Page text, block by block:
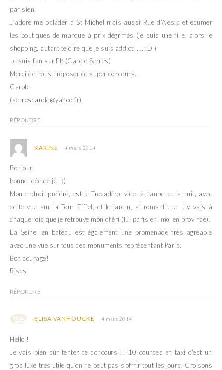
parisien.
J’adore me balader à St Michel mais aussi Rue d’Alésia et écumer
les boutiques de marque à prix dégriffés (je suis une fille, alors le
shopping, autant te dire que je suis addict ….. :D )
Je suis fan sur Fb (Carole Serres)
Merci de nous proposer ce super concours.
Carole
(serrescarole@yahoo.fr)
RÉPONDRE
KARINE 4 mars 2014
Bonjour,
bonne idée de jeu :)
Mon endroit préféré, est le Trocadéro, vide, à l’aube ou la nuit, avec
cette vue sur la Tour Eiffel, et le jardin, si romantique. J’y vais à
chaque fois que je retrouve mon chéri (lui parisien, moi en province).
La Seine, en bateau est également une promenade très agréable
avec une vue sur tous ces monuments représentant Paris.
Bon courage!
Bises
RÉPONDRE
ELISA VANHOUCKE 4 mars 2014
Hello !
Je vais bien sûr tenter ce concours !! 10 courses en taxi c’est un
gros luxe tres utile qu’on ne peut pas s’offrir tout les jours. Croisons